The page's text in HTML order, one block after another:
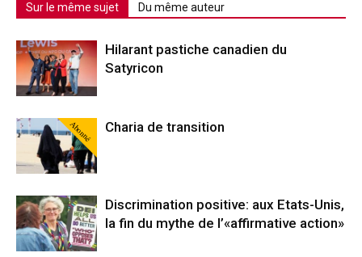
Sur le même sujet Du même auteur
Hilarant pastiche canadien du
Satyricon
Abonné Charia de transition
Discrimination positive: aux Etats-Unis,
la fin du mythe de l’«affirmative action»